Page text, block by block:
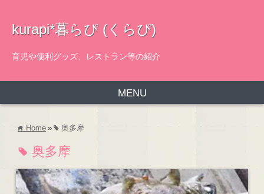
kurapi*暮らぴ (くらぴ)
育児や便利グッズ、レストラン等の紹介
MENU
home Home » tag 奥多摩
tag 奥多摩